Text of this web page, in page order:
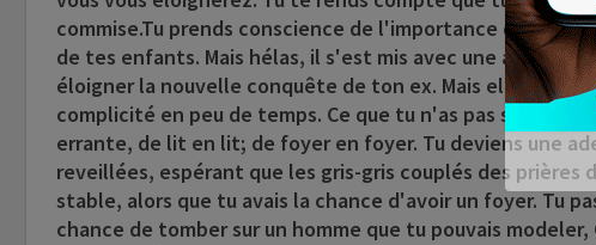
commise.Tu prends conscience de l'importance de la
de tes enfants. Mais hélas, il s'est mis avec une autre qui
éloigner la nouvelle conquête de ton ex. Mais elle a
complicité en peu de temps. Ce que tu n'as pas su faire
errante, de lit en lit; de foyer en foyer. Tu deviens une
reveillées, espérant que les gris-gris couplés des
stable, alors que tu avais la chance d'avoir un foyer. Tu
chance de tomber sur un homme que tu pouvais